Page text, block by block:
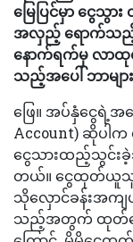
မြေပြင်မှာ ငွေသွ
အလှည့် ရောက်သည့်အ
နောက်ရက်မှ လာထုတ်
သည့်အပေါ် ဘာမျာ
ဖြေ။ အပ်နှံငွေရဲ့အ
Account) ဆိုပ
ငွေသားထည့်သွင်း
တယ်။ ငွေထုတ်ယူသူမ
သိုလှောင်ခန်းအကျ
သည့်အတွက် ထုတ်ပေ